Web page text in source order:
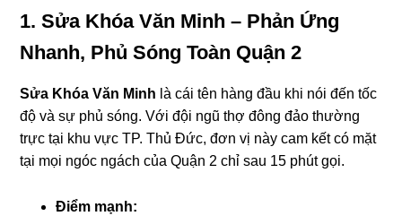
1. Sửa Khóa Văn Minh – Phản Ứng
Nhanh, Phủ Sóng Toàn Quận 2
Sửa Khóa Văn Minh là cái tên hàng đầu khi nói đến tốc
độ và sự phủ sóng. Với đội ngũ thợ đông đảo thường
trực tại khu vực TP. Thủ Đức, đơn vị này cam kết có mặt
tại mọi ngóc ngách của Quận 2 chỉ sau 15 phút gọi.
Điểm mạnh: